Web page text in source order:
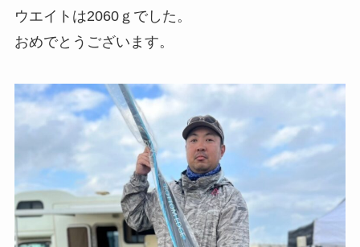
ウエイトは2060ｇでした。
おめでとうございます。